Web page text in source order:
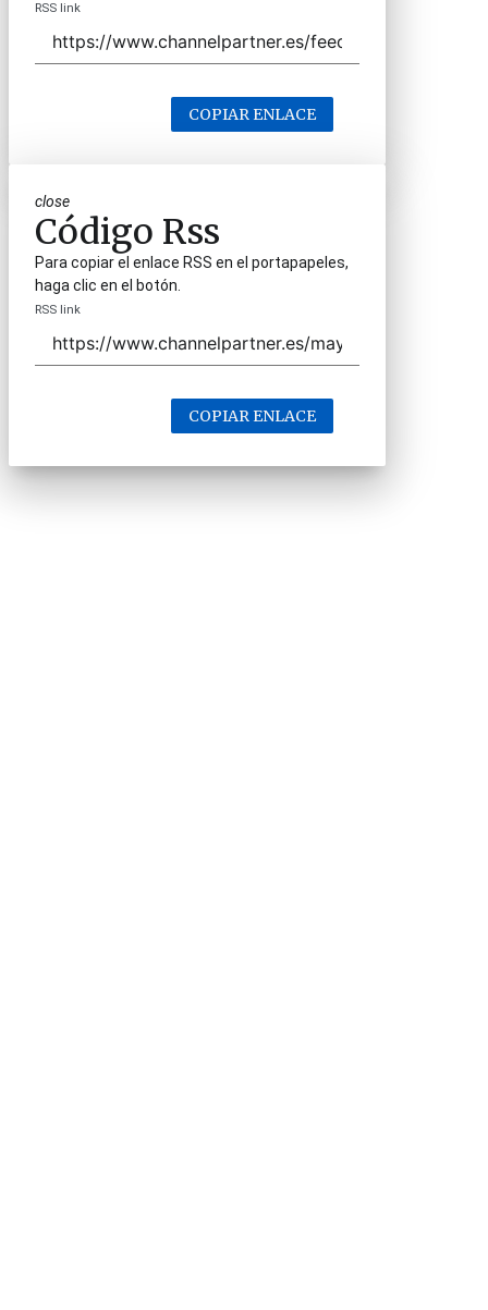
RSS link
COPIAR ENLACE
close
Código Rss
Para copiar el enlace RSS en el portapapeles,
haga clic en el botón.
RSS link
COPIAR ENLACE